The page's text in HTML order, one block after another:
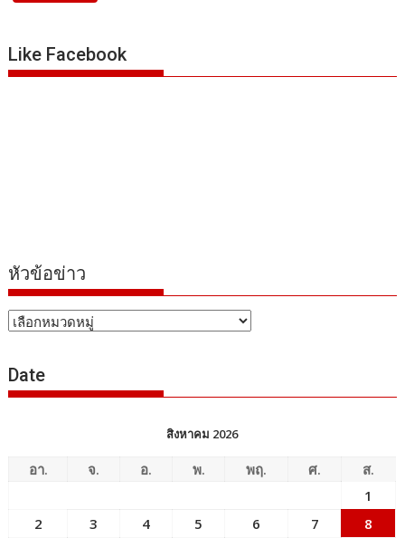
Like Facebook
หัวข้อข่าว
หัวข้อ
Date
สิงหาคม 2026
อา. จ. อ. พ. พฤ. ศ.
ส.
1
2
3 4 5 6 7
8